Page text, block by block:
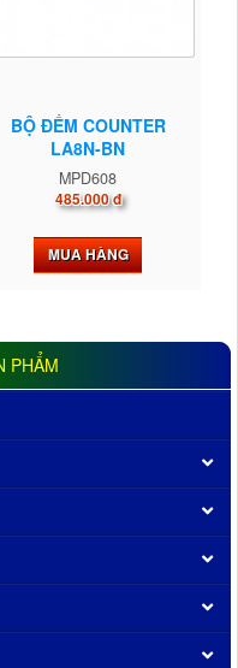
BỘ ĐẾM COUNTER
LA8N-BN
MPD608
485.000 đ
MUA HÀNG
PHẨM